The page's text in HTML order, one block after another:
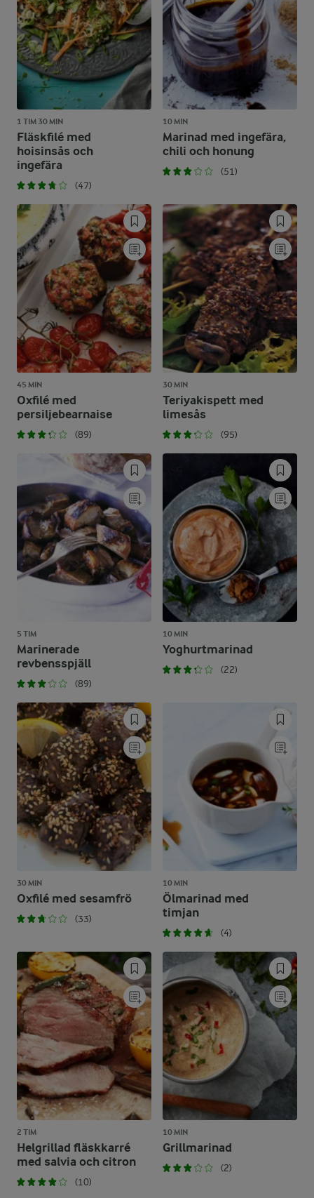
1 TIM 30 MIN
Fläskfilé med
hoisinsås och
ingefära
(47)
10 MIN
Marinad med ingefära,
chili och honung
(51)
45 MIN
Oxfilé med
persiljebearnaise
(89)
30 MIN
Teriyakispett med
limesås
(95)
5 TIM
Marinerade
revbensspjäll
(89)
10 MIN
Yoghurtmarinad
(22)
30 MIN
Oxfilé med sesamfrö
(33)
10 MIN
Ölmarinad med
timjan
(4)
2 TIM
Helgrillad fläskkarré
med salvia och citron
(10)
10 MIN
Grillmarinad
(2)